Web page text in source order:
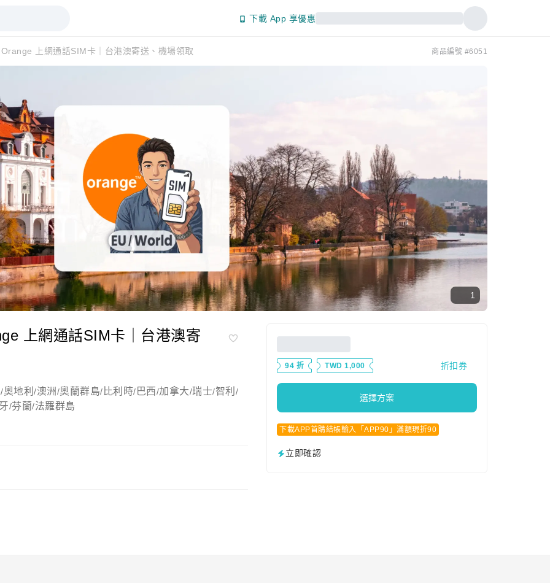
下載 App 享優惠
上網通話SIM卡｜台港澳寄送、機場領取 商品編號 #6051
1
上網通話SIM卡｜台港澳寄
/奧地利 /澳洲/奧蘭群島/ 比利時/ 巴西/加拿大/瑞士/智利 /
/芬蘭/法羅群島
94 折 TWD 1,000 折扣券
選擇方案
下載APP首購結帳輸入「APP90」滿額現折90
立即確認